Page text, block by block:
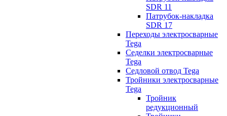
SDR 11
Патрубок-накладка
SDR 17
Переходы электросварные
Tega
Седелки электросварные
Tega
Седловой отвод Tega
Тройники электросварные
Tega
Тройник
редукционный